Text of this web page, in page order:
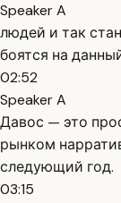
Speaker A
людей и так
боятся на
02:52
Speaker A
Давос — это
рынком
следующий год.
03:15